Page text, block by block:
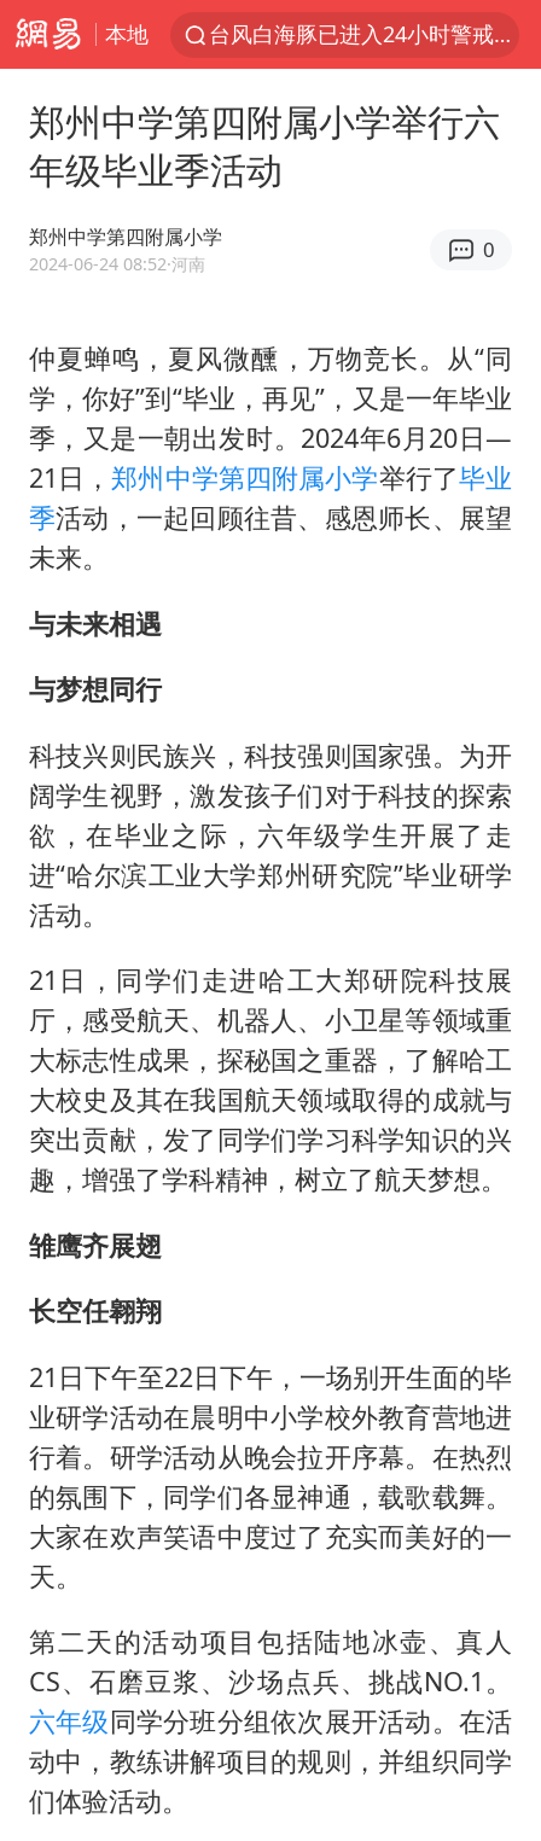
本地
台风白海豚已进入24小时警戒线
上海：台风白海豚或将带来龙卷风
四川宜宾高县4.9级地震致1死
中巨芯：上半年归母净利润1405.77万元
胜宏科技：股票交易异常波动
国乒男单横滨冠军赛全军覆没
胡彦斌获《歌手2026》歌王
U17国足三连胜晋级明日之星半决赛
美股存储板块集体大跌
郑州中学第四附属小学举行六
年级毕业季活动
郑州中学第四附属小学
2024-06-24 08:52·河南
0
仲夏蝉鸣，夏风微醺，万物竞长。从“同
学，你好”到“毕业，再见”，又是一年毕业
季，又是一朝出发时。2024年6月20日—
21日，郑州中学第四附属小学举行了毕业
季活动，一起回顾往昔、感恩师长、展望
未来。
与未来相遇
与梦想同行
科技兴则民族兴，科技强则国家强。为开
阔学生视野，激发孩子们对于科技的探索
欲，在毕业之际，六年级学生开展了走
进“哈尔滨工业大学郑州研究院”毕业研学
活动。
21日，同学们走进哈工大郑研院科技展
厅，感受航天、机器人、小卫星等领域重
大标志性成果，探秘国之重器，了解哈工
大校史及其在我国航天领域取得的成就与
突出贡献，发了同学们学习科学知识的兴
趣，增强了学科精神，树立了航天梦想。
雏鹰齐展翅
长空任翱翔
21日下午至22日下午，一场别开生面的毕
业研学活动在晨明中小学校外教育营地进
行着。研学活动从晚会拉开序幕。在热烈
的氛围下，同学们各显神通，载歌载舞。
大家在欢声笑语中度过了充实而美好的一
天。
第二天的活动项目包括陆地冰壶、真人
CS、石磨豆浆、沙场点兵、挑战NO.1。
六年级同学分班分组依次展开活动。在活
动中，教练讲解项目的规则，并组织同学
们体验活动。